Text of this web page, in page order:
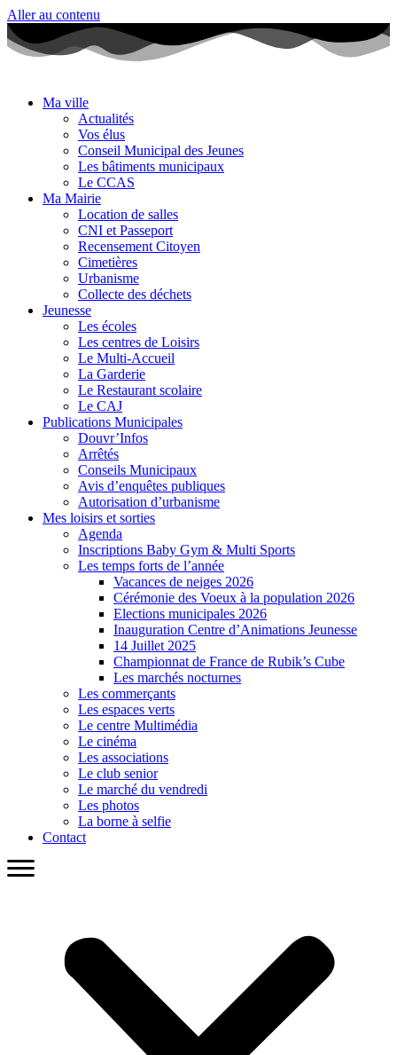
Aller au contenu
Ma ville
Actualités
Vos élus
Conseil Municipal des Jeunes
Les bâtiments municipaux
Le CCAS
Ma Mairie
Location de salles
CNI et Passeport
Recensement Citoyen
Cimetières
Urbanisme
Collecte des déchets
Jeunesse
Les écoles
Les centres de Loisirs
Le Multi-Accueil
La Garderie
Le Restaurant scolaire
Le CAJ
Publications Municipales
Douvr’Infos
Arrêtés
Conseils Municipaux
Avis d’enquêtes publiques
Autorisation d’urbanisme
Mes loisirs et sorties
Agenda
Inscriptions Baby Gym & Multi Sports
Les temps forts de l’année
Vacances de neiges 2026
Cérémonie des Voeux à la population 2026
Elections municipales 2026
Inauguration Centre d’Animations Jeunesse
14 Juillet 2025
Championnat de France de Rubik’s Cube
Les marchés nocturnes
Les commerçants
Les espaces verts
Le centre Multimédia
Le cinéma
Les associations
Le club senior
Le marché du vendredi
Les photos
La borne à selfie
Contact